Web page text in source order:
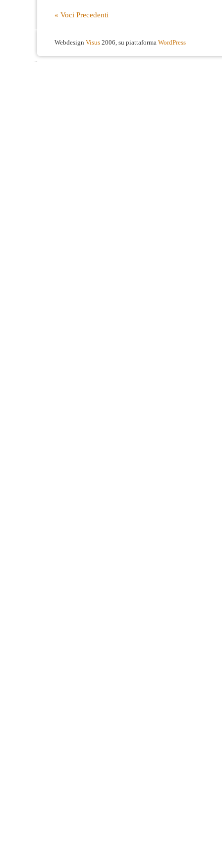
« Voci Precedenti
Webdesign Visus 2006, su piattaforma WordPress